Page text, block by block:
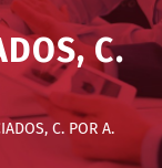
C.
C. POR A.